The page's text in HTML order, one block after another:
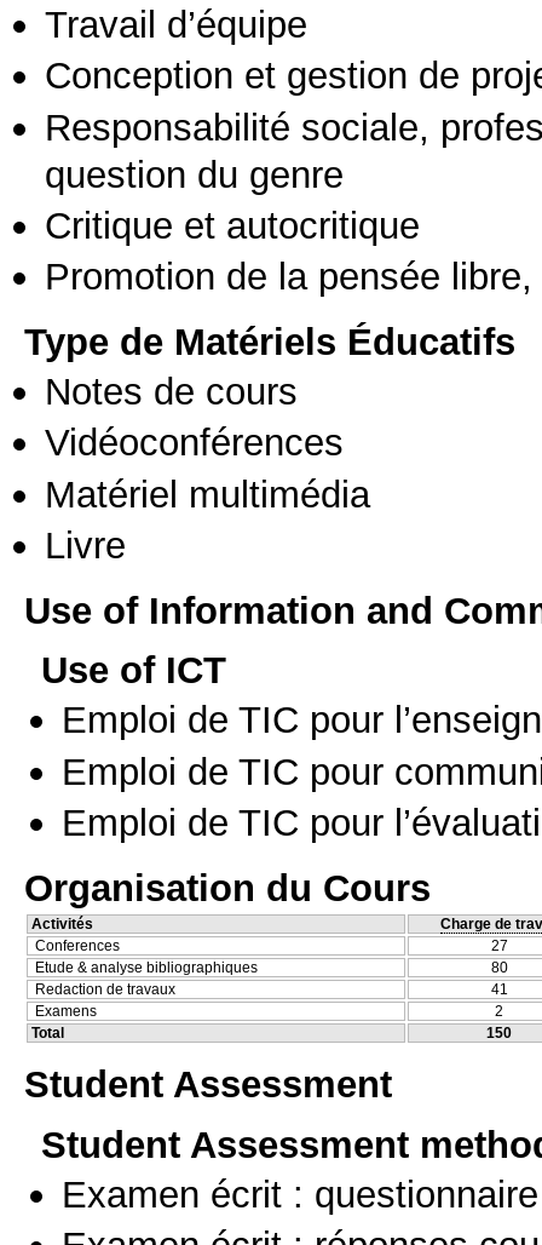
Travail d’équipe
Conception et gestion de
Responsabilité sociale,
question du genre
Critique et autocritique
Promotion de la pensée
Type de Matériels Éducatifs
Notes de cours
Vidéoconférences
Matériel multimédia
Livre
Use of Information and
Use of ICT
Emploi de TIC pour
Emploi de TIC pour
Emploi de TIC pour
Organisation du Cours
Activités
Charge de
Conferences
27
Etude & analyse bibliographiques
80
Redaction de travaux
41
Examens
2
Total
150
Student Assessment
Student Assessment
Examen écrit :